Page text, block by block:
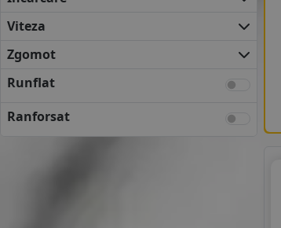
VREDESTEIN
YOKOHAMA
AUSTONE
GRIPMAX
Viteza
Zgomot
Runflat
Ranforsat